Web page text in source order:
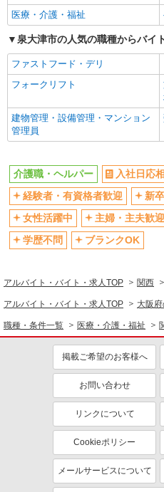
ブランクOK
エルダー（50代～）活躍中
高収入・高額
昇給あり
駅直結・駅チカ
バイク通勤OK
社会保険あり
退職金・財形貯蓄制度あり
制服貸与
資格取得支援制度あり
同じ職種から求人を探す
医療・介
介護職・ヘルパー
同じ特徴から求人を探す
未経験歓迎
産休・育休取得実績あり
医療・介護・福祉
泉大津市の人気の職種からバイ
ファストフード・デリ
フォークリフト
建物管理・設備管理・マンション
管理員
介護職・ヘルパー 入社日応
経験者・有資格者歓迎
新
女性活躍中
主婦・主夫歓迎
学歴不問
ブランクOK
アルバイト・バイト・求人TOP 関西
アルバイト・バイト・求人TOP 大阪
職種・条件一覧 医療・介護・福祉
掲載ご希望のお客様へ
お問い合わせ
リンクについて
Cookieポリシー
メールサービスについて